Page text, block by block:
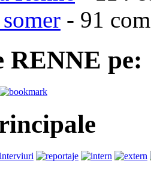
- 91
RENNE pe: